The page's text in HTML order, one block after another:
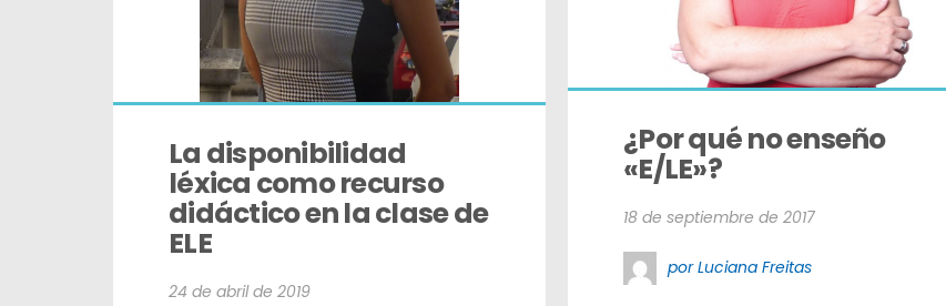
La disponibilidad
léxica como recurso
didáctico en la clase de
ELE
24 de abril de 2019
¿Por qué no enseño
«E/LE»?
18 de septiembre de 2017
por Luciana Freitas